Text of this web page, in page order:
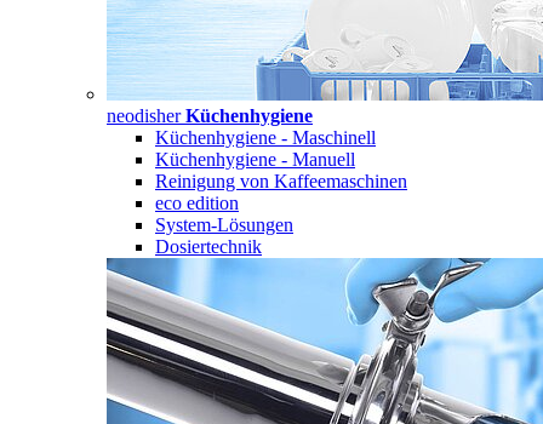
neodisherKüchenhygiene
Küchenhygiene - Maschinell
Küchenhygiene - Manuell
Reinigung von Kaffeemaschinen
eco edition
System-Lösungen
Dosiertechnik